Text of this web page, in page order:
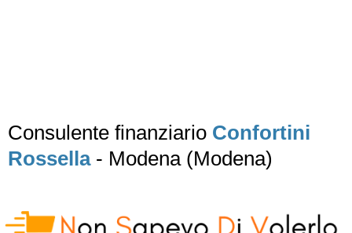
Consulente finanziario Confortini
Rossella- Modena (Modena)